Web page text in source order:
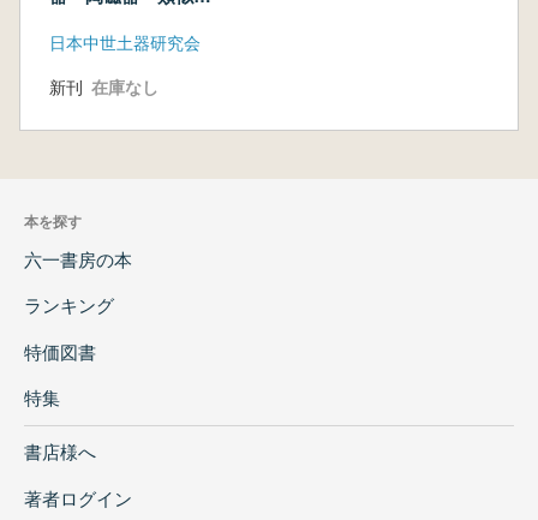
日本中世土器研究会
新刊 在庫なし
本を探す
六一書房の本
ランキング
特価図書
特集
書店様へ
著者ログイン